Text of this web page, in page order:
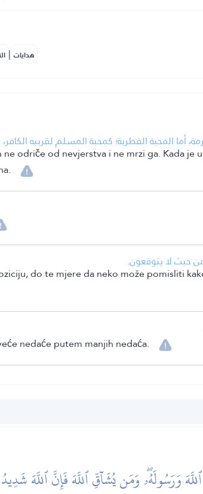
| هدايات
أما المحبة الفطرية؛ كمحبة المسلم لقريبه الكافر،
odriče od nevjerstva i ne mrzi ga. Kada
حيث لا يتوقعون.
do te mjere da neko može pomisliti
nedaće putem manjih nedaća.
وَرَسُولَهُۥۖ وَمَن يُشَآقِّ ٱللَّهَ فَإِنَّ ٱللَّهَ